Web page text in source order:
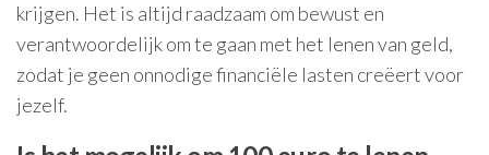
krijgen. Het is altijd raadzaam om bewust en
verantwoordelijk om te gaan met het lenen van geld,
zodat je geen onnodige financiële lasten creëert voor
jezelf.